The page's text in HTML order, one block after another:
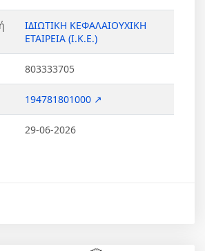
ΙΔΙΩΤΙΚΗ ΚΕΦΑΛΑΙΟΥΧΙΚΗ
ΕΤΑΙΡΕΙΑ (Ι.Κ.Ε.)
803333705
194781801000 ↗
29-06-2026